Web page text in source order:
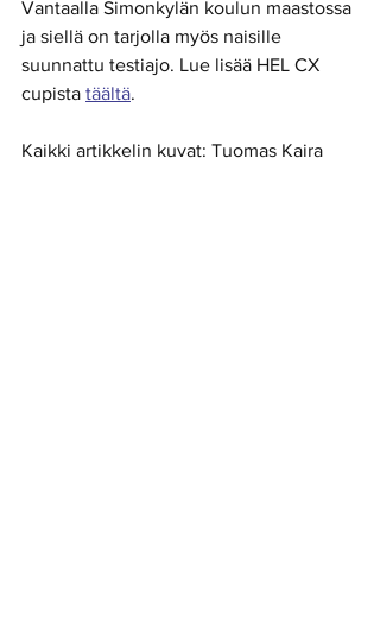
Vantaalla Simonkylän koulun maastossa
ja siellä on tarjolla myös naisille
suunnattu testiajo. Lue lisää HEL CX
cupista täältä.
Kaikki artikkelin kuvat: Tuomas Kaira